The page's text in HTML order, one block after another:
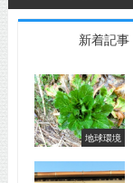
新着記事
地球環境